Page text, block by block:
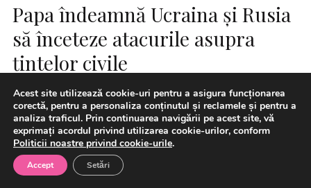
Papa îndeamnă Ucraina şi Rusia
să înceteze atacurile asupra
ţintelor civile
Acest site utilizează cookie-uri pentru a asigura funcționarea
corectă, pentru a personaliza conținutul și reclamele și pentru a
analiza traficul. Prin continuarea navigării pe acest site, vă
exprimați acordul privind utilizarea cookie-urilor, conform
Politicii noastre privind cookie-urile.
Accept Setări